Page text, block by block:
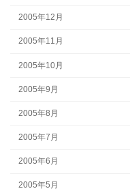
2005年12月
2005年11月
2005年10月
2005年9月
2005年8月
2005年7月
2005年6月
2005年5月